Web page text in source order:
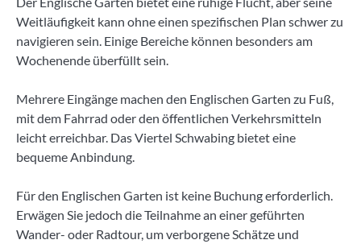
Weitläufigkeit kann ohne einen spezifischen Plan schwer zu
navigieren sein. Einige Bereiche können besonders am
Wochenende überfüllt sein.
Mehrere Eingänge machen den Englischen Garten zu Fuß,
mit dem Fahrrad oder den öffentlichen Verkehrsmitteln
leicht erreichbar. Das Viertel Schwabing bietet eine
bequeme Anbindung.
Für den Englischen Garten ist keine Buchung erforderlich.
Erwägen Sie jedoch die Teilnahme an einer geführten
Wander- oder Radtour, um verborgene Schätze und